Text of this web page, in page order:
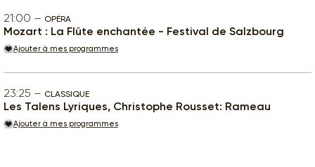
21:00 OPÉRA
Mozart : La Flûte enchantée - Festival de Salzbourg
Ajouter à mes programmes
23:25 CLASSIQUE
Les Talens Lyriques, Christophe Rousset: Rameau
Ajouter à mes programmes